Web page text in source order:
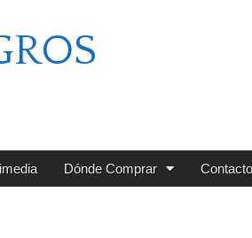
Dónde Comprar Contacto